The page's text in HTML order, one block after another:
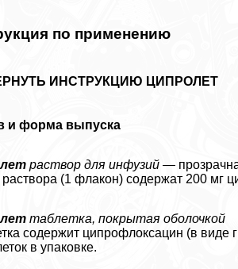
по применению
ИНСТРУКЦИЮ ЦИПРОЛЕТ
и форма выпуска
раствор для инфузий —
(1 флакон) содержат 200 мг
таблетка, покрытая оболочкой
содержит ципрофлоксацин (в виде
в упаковке.